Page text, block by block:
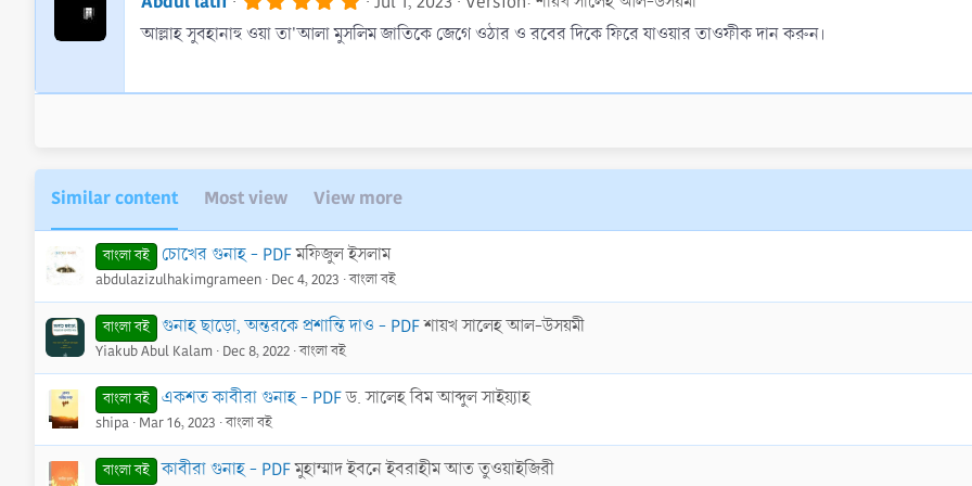
0
t
)
আল্লাহ সুবহানাহু ওয়া তা'আলা মুসলিম জাতিকে জেগে ওঠার ও রবের দিকে ফিরে যাওয়ার তাওফীক দান করুন।
Similar content Most view View more
বাংলা বই চোখের গুনাহ - PDFমফিজুল ইসলাম
abdulazizulhakimgrameen Dec 4, 2023 বাংলা বই
বাংলা বই গুনাহ ছাড়ো, অন্তরকে প্রশান্তি দাও - PDFশায়খ সালেহ আল-উসয়মী
Yiakub Abul Kalam Dec 8, 2022 বাংলা বই
বাংলা বই একশত কাবীরা গুনাহ - PDFড. সালেহ বিম আব্দুল সাইয়্যাহ
shipa Mar 16, 2023 বাংলা বই
বাংলা বই কাবীরা গুনাহ - PDFমুহাম্মাদ ইবনে ইবরাহীম আত তুওয়াইজিরী